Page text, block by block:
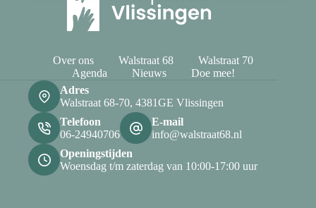
Over ons Walstraat 68
Walstraat 70
Agenda
Nieuws
Doe mee!
Adres
Walstraat 68-70, 4381GE Vlissingen
Telefoon
06-24940706
E-mail
info@walstraat68.nl
Openingstijden
Woensdag t/m zaterdag van 10:00-17:00 uur